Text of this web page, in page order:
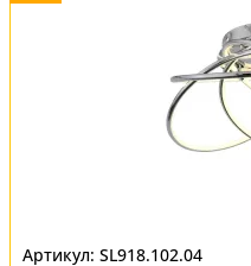
SL918.102.04